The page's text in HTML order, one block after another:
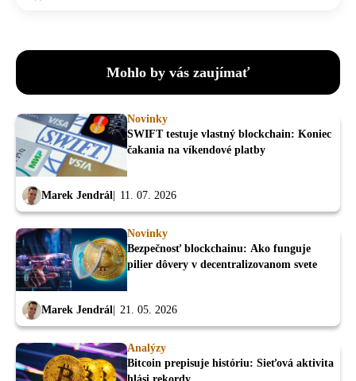
Mohlo by vás zaujímať
Novinky
SWIFT testuje vlastný blockchain: Koniec
čakania na víkendové platby
Marek Jendrál 11. 07. 2026
Novinky
Bezpečnosť blockchainu: Ako funguje
pilier dôvery v decentralizovanom svete
Marek Jendrál 21. 05. 2026
Analýzy
Bitcoin prepisuje históriu: Sieťová aktivita